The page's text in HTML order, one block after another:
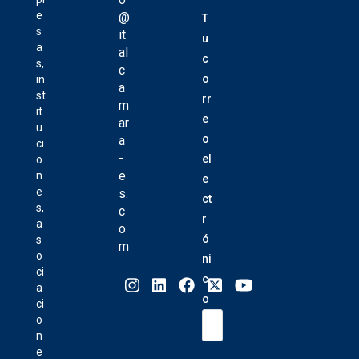
e
s
a
s,
in
st
it
u
ci
o
n
e
s,
a
s
o
ci
a
ci
o
n
e
@
it
al
c
a
m
ar
a
-
e
s.
c
o
m
T
u
c
o
rr
e
o
el
e
ct
r
ó
ni
c
o